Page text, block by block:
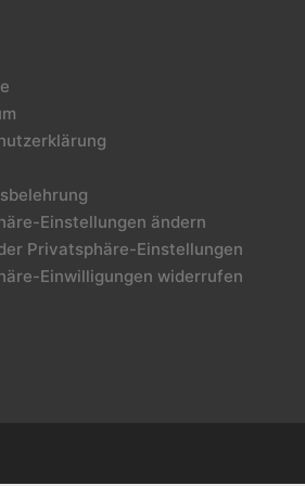
Einstellungen ändern
Privatsphäre-Einstellungen
Einwilligungen widerrufen